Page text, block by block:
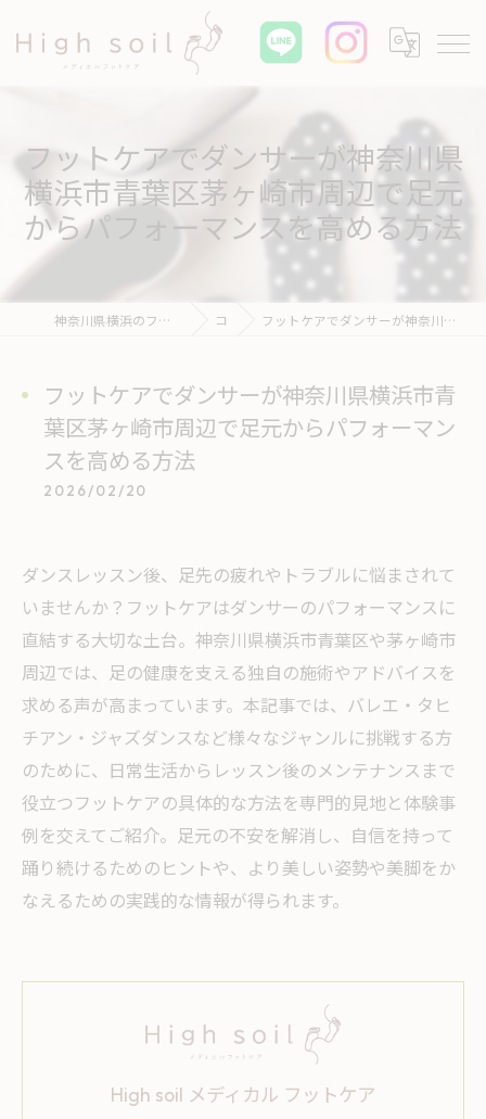
フットケアでダンサーが神奈川県
横浜市青葉区茅ヶ崎市周辺で足元
からパフォーマンスを高める方法
神奈川県横浜のフットケアならHigh soil メディカル フットケア コラム フットケアでダンサーが神奈川県横浜市青葉区茅ヶ崎市周辺で足元からパフォーマンスを高める方法
フットケアでダンサーが神奈川県横浜市青
葉区茅ヶ崎市周辺で足元からパフォーマン
スを高める方法
2026/02/20
ダンスレッスン後、足先の疲れやトラブルに悩まされて
いませんか？フットケアはダンサーのパフォーマンスに
直結する大切な土台。神奈川県横浜市青葉区や茅ヶ崎市
周辺では、足の健康を支える独自の施術やアドバイスを
求める声が高まっています。本記事では、バレエ・タヒ
チアン・ジャズダンスなど様々なジャンルに挑戦する方
のために、日常生活からレッスン後のメンテナンスまで
役立つフットケアの具体的な方法を専門的見地と体験事
例を交えてご紹介。足元の不安を解消し、自信を持って
踊り続けるためのヒントや、より美しい姿勢や美脚をか
なえるための実践的な情報が得られます。
High soil メディカル フットケア